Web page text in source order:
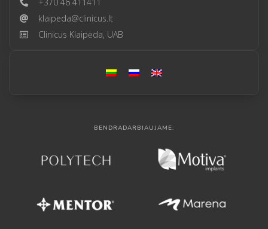
klaipeda@clinicus.lt
Clinicus Klaipėda, UAB
BENDRADARBIAUJAME: